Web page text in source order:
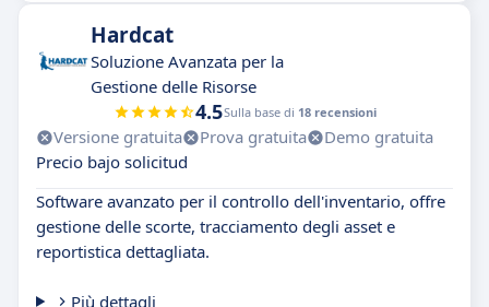
Hardcat
Soluzione Avanzata per la
Gestione delle Risorse
4.5Sulla base di 18 recensioni
Versione gratuita Prova gratuita
Demo gratuita
Precio bajo solicitud
Software avanzato per il controllo dell'inventario, offre
gestione delle scorte, tracciamento degli asset e
reportistica dettagliata.
Più dettagli